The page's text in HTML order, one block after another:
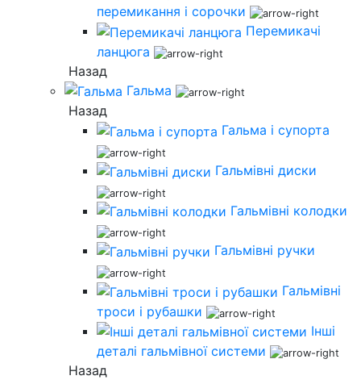
перемикання і сорочки
Перемикачі
ланцюга
Назад
Гальма
Назад
Гальма і супорта
Гальмівні диски
Гальмівні колодки
Гальмівні ручки
Гальмівні
троси і рубашки
Інші
деталі гальмівної системи
Назад